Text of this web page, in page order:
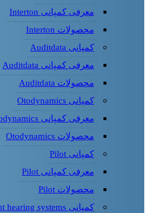
معرفی کمپانی Interton
محصولات Interton
کمپانی Auditdata
معرفی کمپانی Auditdata
محصولات Auditdata
کمپانی Otodynamics
معرفی کمپانی Otodynamics
محصولات Otodynamics
کمپانی Pilot
معرفی کمپانی Pilot
محصولات Pilot
کمپانی Intelligent hearing systems